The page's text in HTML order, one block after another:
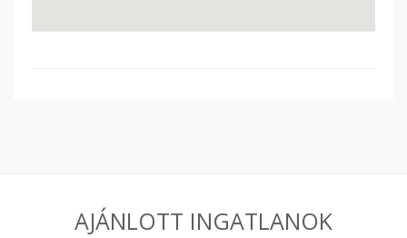
AJÁNLOTT INGATLANOK